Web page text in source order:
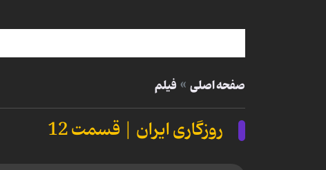
صفحه اصلی فیلم
روزگاری ایران | قسمت 12